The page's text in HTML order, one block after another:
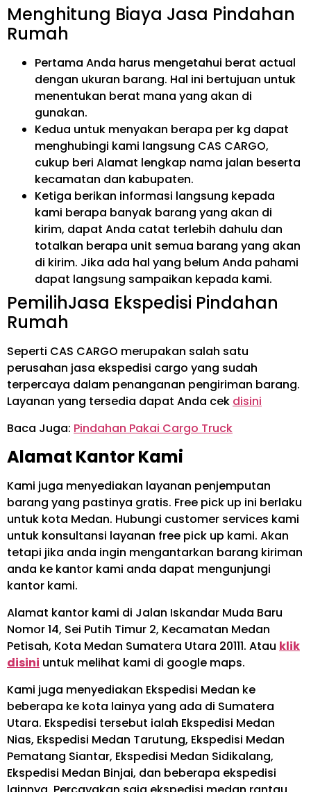
Menghitung Biaya Jasa Pindahan
Rumah
Pertama Anda harus mengetahui berat actual
dengan ukuran barang. Hal ini bertujuan untuk
menentukan berat mana yang akan di
gunakan.
Kedua untuk menyakan berapa per kg dapat
menghubingi kami langsung CAS CARGO,
cukup beri Alamat lengkap nama jalan beserta
kecamatan dan kabupaten.
Ketiga berikan informasi langsung kepada
kami berapa banyak barang yang akan di
kirim, dapat Anda catat terlebih dahulu dan
totalkan berapa unit semua barang yang akan
di kirim. Jika ada hal yang belum Anda pahami
dapat langsung sampaikan kepada kami.
PemilihJasa Ekspedisi Pindahan
Rumah
Seperti CAS CARGO merupakan salah satu
perusahan jasa ekspedisi cargo yang sudah
terpercaya dalam penanganan pengiriman barang.
Layanan yang tersedia dapat Anda cek disini
Baca Juga: Pindahan Pakai Cargo Truck
Alamat Kantor Kami
Kami juga menyediakan layanan penjemputan
barang yang pastinya gratis. Free pick up ini berlaku
untuk kota Medan. Hubungi customer services kami
untuk konsultansi layanan free pick up kami. Akan
tetapi jika anda ingin mengantarkan barang kiriman
anda ke kantor kami anda dapat mengunjungi
kantor kami.
Alamat kantor kami di Jalan Iskandar Muda Baru
Nomor 14, Sei Putih Timur 2, Kecamatan Medan
Petisah, Kota Medan Sumatera Utara 20111. Atau klik
disini untuk melihat kami di google maps.
Kami juga menyediakan Ekspedisi Medan ke
beberapa ke kota lainya yang ada di Sumatera
Utara. Ekspedisi tersebut ialah Ekspedisi Medan
Nias, Ekspedisi Medan Tarutung, Ekspedisi Medan
Pematang Siantar, Ekspedisi Medan Sidikalang,
Ekspedisi Medan Binjai, dan beberapa ekspedisi